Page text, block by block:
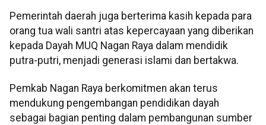
Pemerintah daerah juga berterima kasih kepada para
orang tua wali santri atas kepercayaan yang diberikan
kepada Dayah MUQ Nagan Raya dalam mendidik
putra-putri, menjadi generasi islami dan bertakwa.
Pemkab Nagan Raya berkomitmen akan terus
mendukung pengembangan pendidikan dayah
sebagai bagian penting dalam pembangunan sumber